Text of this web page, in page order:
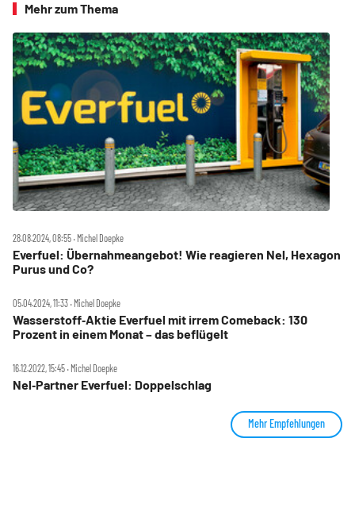
Mehr zum Thema
28.08.2024, 08:55 ‧ Michel Doepke
Everfuel: Übernahmeangebot! Wie reagieren Nel, Hexagon
Purus und Co?
05.04.2024, 11:33 ‧ Michel Doepke
Wasserstoff‑Aktie Everfuel mit irrem Comeback: 130
Prozent in einem Monat – das beflügelt
16.12.2022, 15:45 ‧ Michel Doepke
Nel‑Partner Everfuel: Doppelschlag
Mehr Empfehlungen